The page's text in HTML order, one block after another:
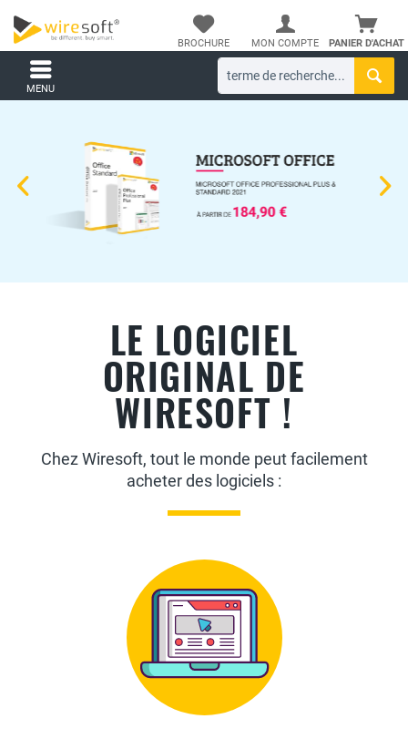
PANIER D'ACHAT
BROCHURE MON COMPTE
MENU
LE LOGICIEL
ORIGINAL DE
WIRESOFT !
Chez Wiresoft, tout le monde peut facilement
acheter des logiciels :